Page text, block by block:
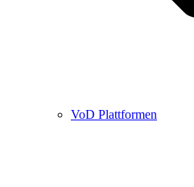
VoD Plattformen